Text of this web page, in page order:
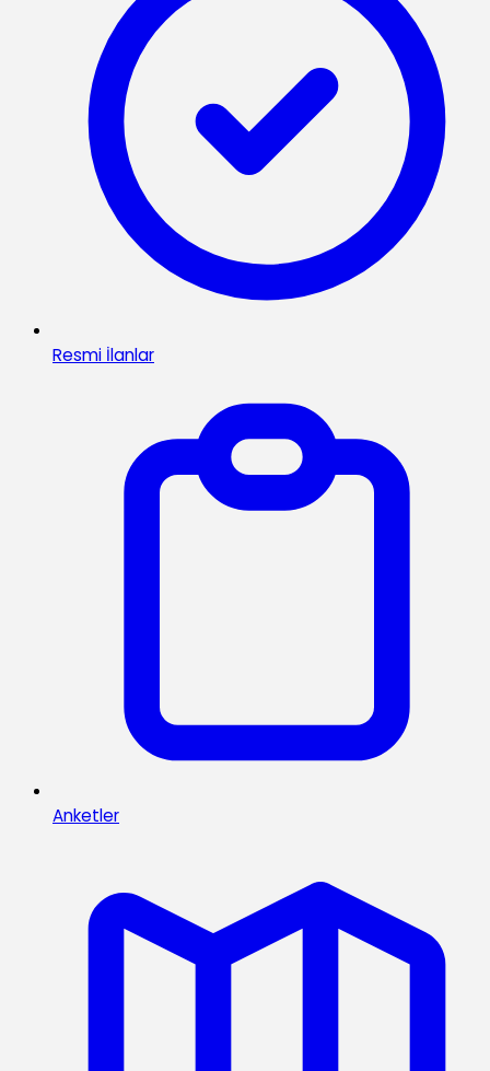
Resmi İlanlar
Anketler